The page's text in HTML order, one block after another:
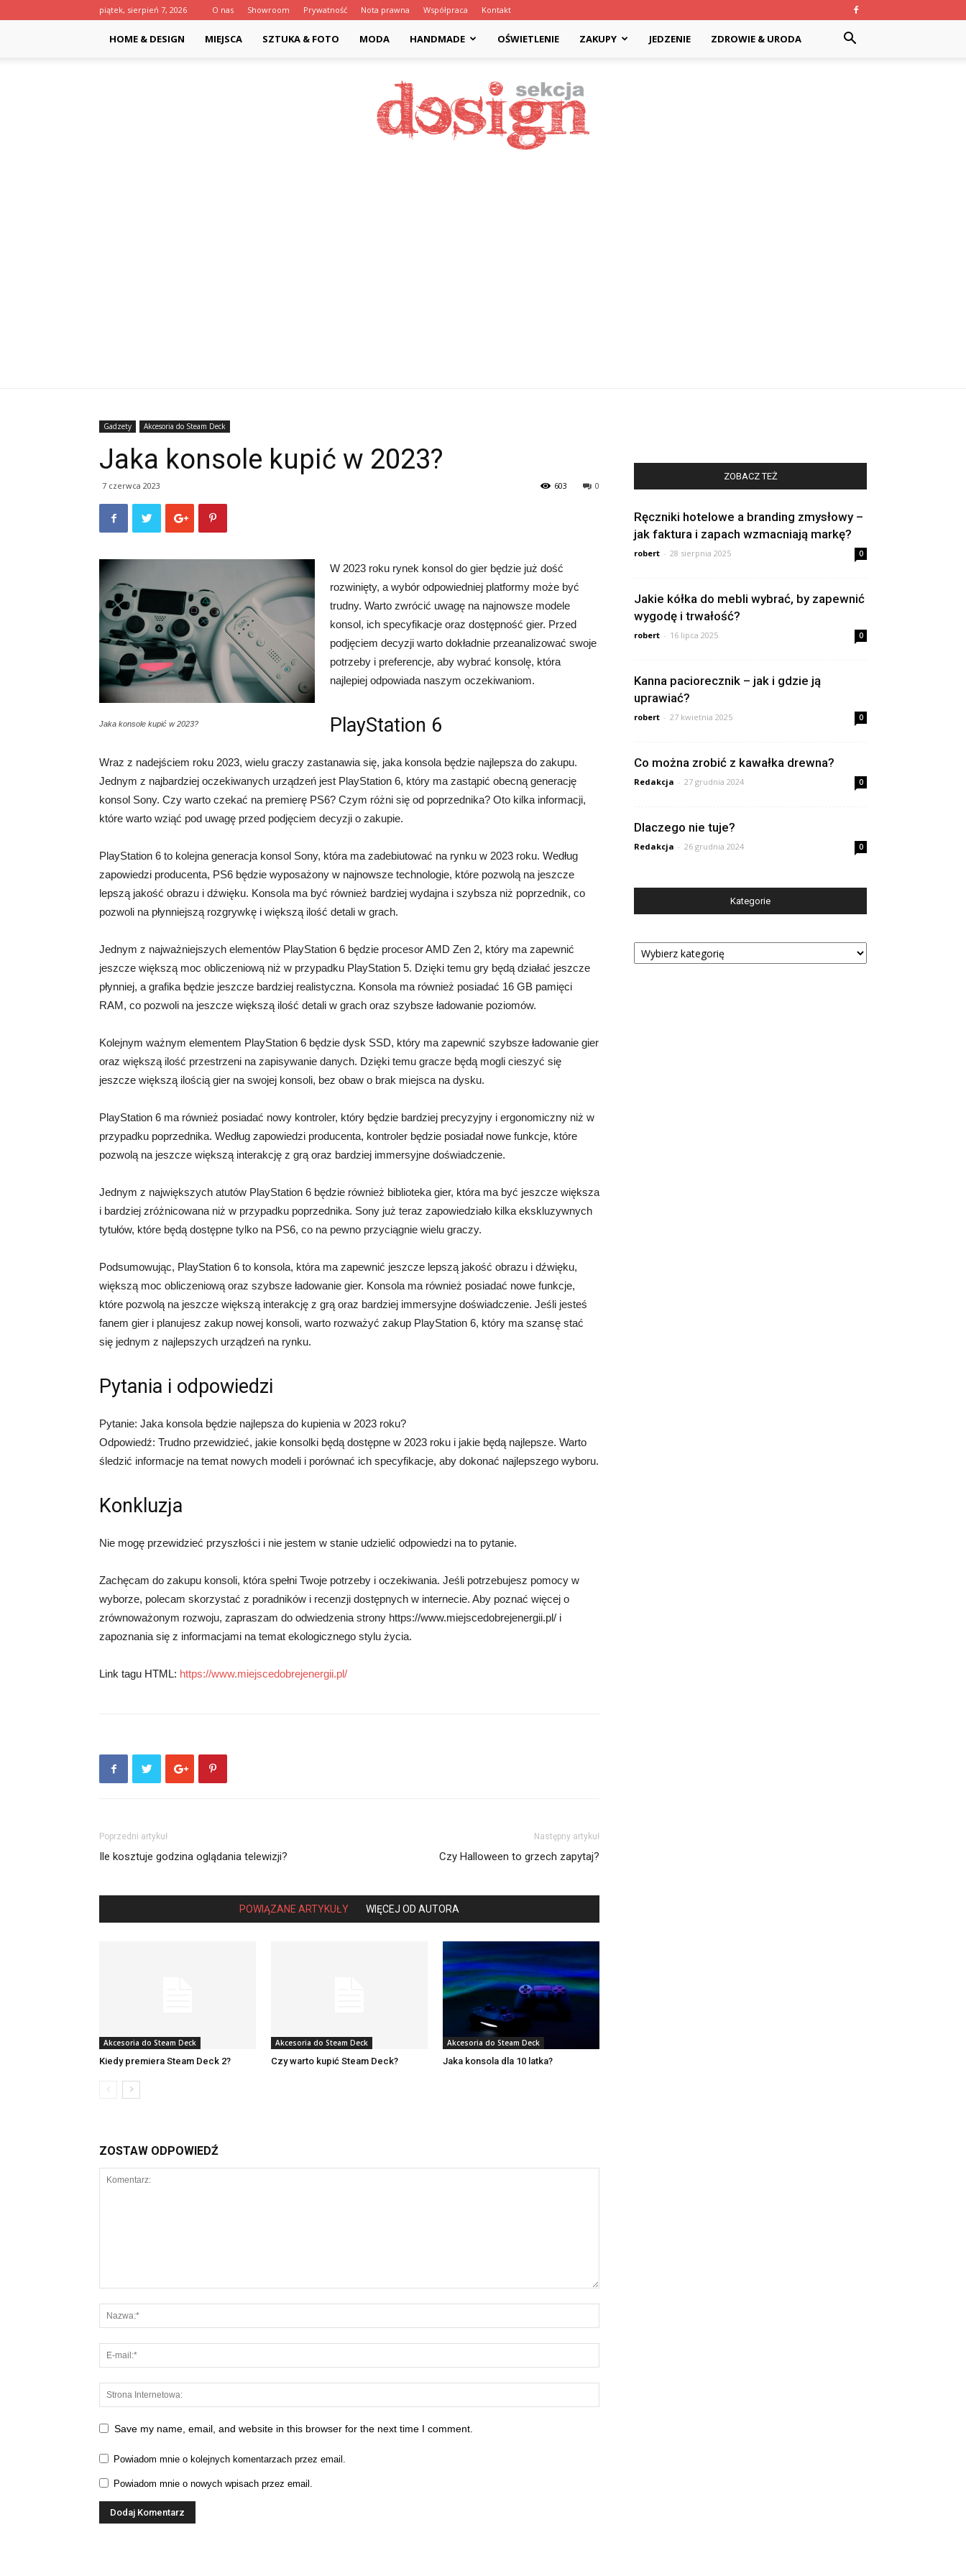
piątek, sierpień 7, 2026 O nas Showroom Prywatność Nota prawna Współpraca Kontakt
HOME & DESIGN MIEJSCA SZTUKA & FOTO MODA HANDMADE OŚWIETLENIE ZAKUPY JEDZENIE ZDROWIE & URODA
Gadzety Akcesoria do Steam Deck
Jaka konsole kupić w 2023?
7 czerwca 2023 0
603
Jaka konsole kupić w 2023?
W 2023 roku rynek konsol do gier będzie już dość
rozwinięty, a wybór odpowiedniej platformy może być
trudny. Warto zwrócić uwagę na najnowsze modele
konsol, ich specyfikacje oraz dostępność gier. Przed
podjęciem decyzji warto dokładnie przeanalizować swoje
potrzeby i preferencje, aby wybrać konsolę, która
najlepiej odpowiada naszym oczekiwaniom.
PlayStation 6
Wraz z nadejściem roku 2023, wielu graczy zastanawia się, jaka konsola będzie najlepsza do zakupu.
Jednym z najbardziej oczekiwanych urządzeń jest PlayStation 6, który ma zastąpić obecną generację
konsol Sony. Czy warto czekać na premierę PS6? Czym różni się od poprzednika? Oto kilka informacji,
które warto wziąć pod uwagę przed podjęciem decyzji o zakupie.
PlayStation 6 to kolejna generacja konsol Sony, która ma zadebiutować na rynku w 2023 roku. Według
zapowiedzi producenta, PS6 będzie wyposażony w najnowsze technologie, które pozwolą na jeszcze
lepszą jakość obrazu i dźwięku. Konsola ma być również bardziej wydajna i szybsza niż poprzednik, co
pozwoli na płynniejszą rozgrywkę i większą ilość detali w grach.
Jednym z najważniejszych elementów PlayStation 6 będzie procesor AMD Zen 2, który ma zapewnić
jeszcze większą moc obliczeniową niż w przypadku PlayStation 5. Dzięki temu gry będą działać jeszcze
płynniej, a grafika będzie jeszcze bardziej realistyczna. Konsola ma również posiadać 16 GB pamięci
RAM, co pozwoli na jeszcze większą ilość detali w grach oraz szybsze ładowanie poziomów.
Kolejnym ważnym elementem PlayStation 6 będzie dysk SSD, który ma zapewnić szybsze ładowanie gier
oraz większą ilość przestrzeni na zapisywanie danych. Dzięki temu gracze będą mogli cieszyć się
jeszcze większą ilością gier na swojej konsoli, bez obaw o brak miejsca na dysku.
PlayStation 6 ma również posiadać nowy kontroler, który będzie bardziej precyzyjny i ergonomiczny niż w
przypadku poprzednika. Według zapowiedzi producenta, kontroler będzie posiadał nowe funkcje, które
pozwolą na jeszcze większą interakcję z grą oraz bardziej immersyjne doświadczenie.
Jednym z największych atutów PlayStation 6 będzie również biblioteka gier, która ma być jeszcze większa
i bardziej zróżnicowana niż w przypadku poprzednika. Sony już teraz zapowiedziało kilka ekskluzywnych
tytułów, które będą dostępne tylko na PS6, co na pewno przyciągnie wielu graczy.
Podsumowując, PlayStation 6 to konsola, która ma zapewnić jeszcze lepszą jakość obrazu i dźwięku,
większą moc obliczeniową oraz szybsze ładowanie gier. Konsola ma również posiadać nowe funkcje,
które pozwolą na jeszcze większą interakcję z grą oraz bardziej immersyjne doświadczenie. Jeśli jesteś
fanem gier i planujesz zakup nowej konsoli, warto rozważyć zakup PlayStation 6, który ma szansę stać
się jednym z najlepszych urządzeń na rynku.
Pytania i odpowiedzi
Pytanie: Jaka konsola będzie najlepsza do kupienia w 2023 roku?
Odpowiedź: Trudno przewidzieć, jakie konsolki będą dostępne w 2023 roku i jakie będą najlepsze. Warto
śledzić informacje na temat nowych modeli i porównać ich specyfikacje, aby dokonać najlepszego wyboru.
Konkluzja
Nie mogę przewidzieć przyszłości i nie jestem w stanie udzielić odpowiedzi na to pytanie.
Zachęcam do zakupu konsoli, która spełni Twoje potrzeby i oczekiwania. Jeśli potrzebujesz pomocy w
wyborze, polecam skorzystać z poradników i recenzji dostępnych w internecie. Aby poznać więcej o
zrównoważonym rozwoju, zapraszam do odwiedzenia strony https://www.miejscedobrejenergii.pl/ i
zapoznania się z informacjami na temat ekologicznego stylu życia.
Link tagu HTML: https://www.miejscedobrejenergii.pl/
Poprzedni artykuł
Ile kosztuje godzina oglądania telewizji?
Następny artykuł
Czy Halloween to grzech zapytaj?
POWIĄZANE ARTYKUŁY WIĘCEJ OD AUTORA
Akcesoria do Steam Deck
Kiedy premiera Steam Deck 2?
Akcesoria do Steam Deck
Czy warto kupić Steam Deck?
Akcesoria do Steam Deck
Jaka konsola dla 10 latka?
ZOSTAW ODPOWIEDŹ
Save my name, email, and website in this browser for the next time I comment.
Powiadom mnie o kolejnych komentarzach przez email.
Powiadom mnie o nowych wpisach przez email.
ZOBACZ TEŻ
Ręczniki hotelowe a branding zmysłowy –
jak faktura i zapach wzmacniają markę?
robert - 28 sierpnia 2025 0
Jakie kółka do mebli wybrać, by zapewnić
wygodę i trwałość?
robert - 16 lipca 2025 0
Kanna paciorecznik – jak i gdzie ją
uprawiać?
robert - 27 kwietnia 2025 0
Co można zrobić z kawałka drewna?
Redakcja - 27 grudnia 2024 0
Dlaczego nie tuje?
Redakcja - 26 grudnia 2024 0
Kategorie
Kategorie